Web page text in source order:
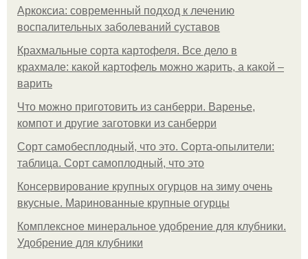
Аркоксиа: современный подход к лечению
воспалительных заболеваний суставов
Крахмальные сорта картофеля. Все дело в
крахмале: какой картофель можно жарить, а какой –
варить
Что можно приготовить из санберри. Варенье,
компот и другие заготовки из санберри
Сорт самобесплодный, что это. Сорта-опылители:
таблица. Сорт самоплодный, что это
Консервирование крупных огурцов на зиму очень
вкусные. Маринованные крупные огурцы
Комплексное минеральное удобрение для клубники.
Удобрение для клубники